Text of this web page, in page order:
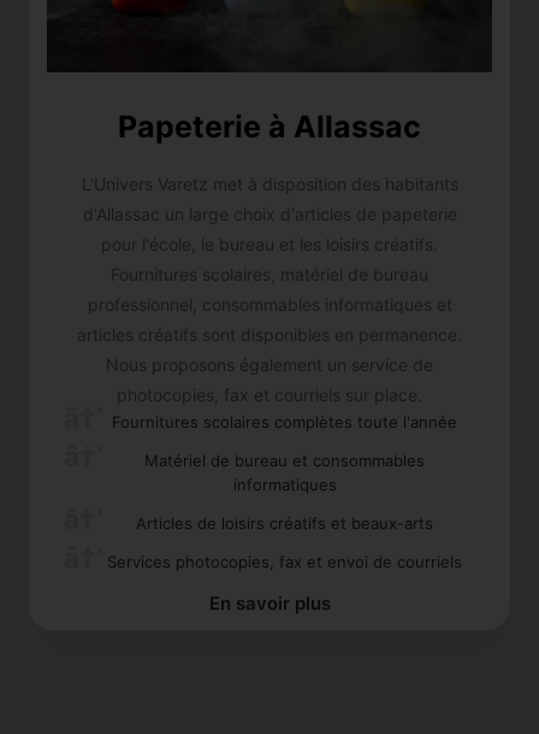
Papeterie à Allassac
L'Univers Varetz met à disposition des habitants
d'Allassac un large choix d'articles de papeterie
pour l'école, le bureau et les loisirs créatifs.
Fournitures scolaires, matériel de bureau
professionnel, consommables informatiques et
articles créatifs sont disponibles en permanence.
Nous proposons également un service de
photocopies, fax et courriels sur place.
Fournitures scolaires complètes toute l'année
Matériel de bureau et consommables
informatiques
Articles de loisirs créatifs et beaux-arts
Services photocopies, fax et envoi de courriels
En savoir plus